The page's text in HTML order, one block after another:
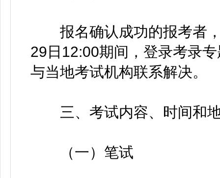
报名确认成功的报考者，
29日12:00期间，登录考录
与当地考试机构联系解决。
三、考试内容、时间和
（一）笔试